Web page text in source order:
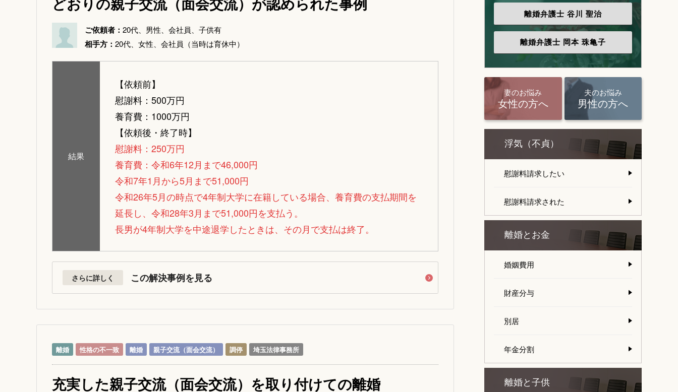
ご依頼者： 20代、男性、会社員、子供有
相手方： 20代、女性、会社員（当時は育休中）
結果
【依頼前】
慰謝料：500万円
養育費：1000万円
【依頼後・終了時】
慰謝料：250万円
養育費：令和6年12月まで46,000円
令和7年1月から5月まで51,000円
令和26年5月の時点で4年制大学に在籍している場合、養育費の支払期間を
延長し、令和28年3月まで51,000円を支払う。
長男が4年制大学を中途退学したときは、その月で支払は終了。
さらに詳しく この解決事例を見る
離婚 性格の不一致 離婚 親子交流（面会交流） 調停 埼玉法律事務所
充実した親子交流（面会交流）を取り付けての離婚
離婚弁護士 谷川 聖治
離婚弁護士 岡本 珠亀子
妻のお悩み
女性の方へ
夫のお悩み
男性の方へ
浮気（不貞）
慰謝料請求したい
慰謝料請求された
離婚とお金
婚姻費用
財産分与
別居
年金分割
離婚と子供